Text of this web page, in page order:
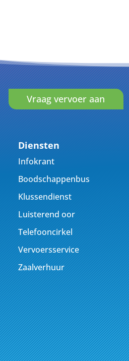
Vraag vervoer aan
Diensten
Infokrant
Boodschappenbus
Klussendienst
Luisterend oor
Telefooncirkel
Vervoersservice
Zaalverhuur